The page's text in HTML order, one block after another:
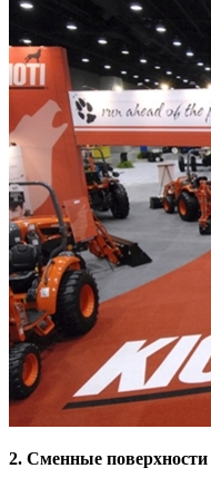
2. Сменные поверхности